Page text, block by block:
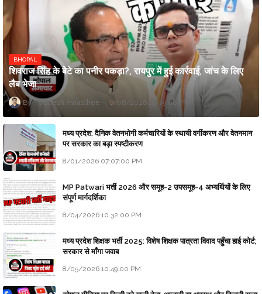
BHOPAL
शिवराज सिंह के बेटे का पनीर पकड़ा?, रायपुर में हुई कार्रवाई, जांच के लिए
लैब भेजा
Updesh Awasthee 8/06/2026 10:09:00 PM
मध्य प्रदेश: दैनिक वेतनभोगी कर्मचारियों के स्थायी वर्गीकरण और वेतनमान
पर सरकार का बड़ा स्पष्टीकरण
8/01/2026 07:07:00 PM
MP Patwari भर्ती 2026 और समूह-2 उपसमूह-4 अभ्यर्थियों के लिए
संपूर्ण मार्गदर्शिका
8/04/2026 10:32:00 PM
मध्य प्रदेश शिक्षक भर्ती 2025: विशेष शिक्षक पात्रता विवाद पहुँचा हाई कोर्ट;
सरकार से माँगा जवाब
8/05/2026 10:49:00 PM